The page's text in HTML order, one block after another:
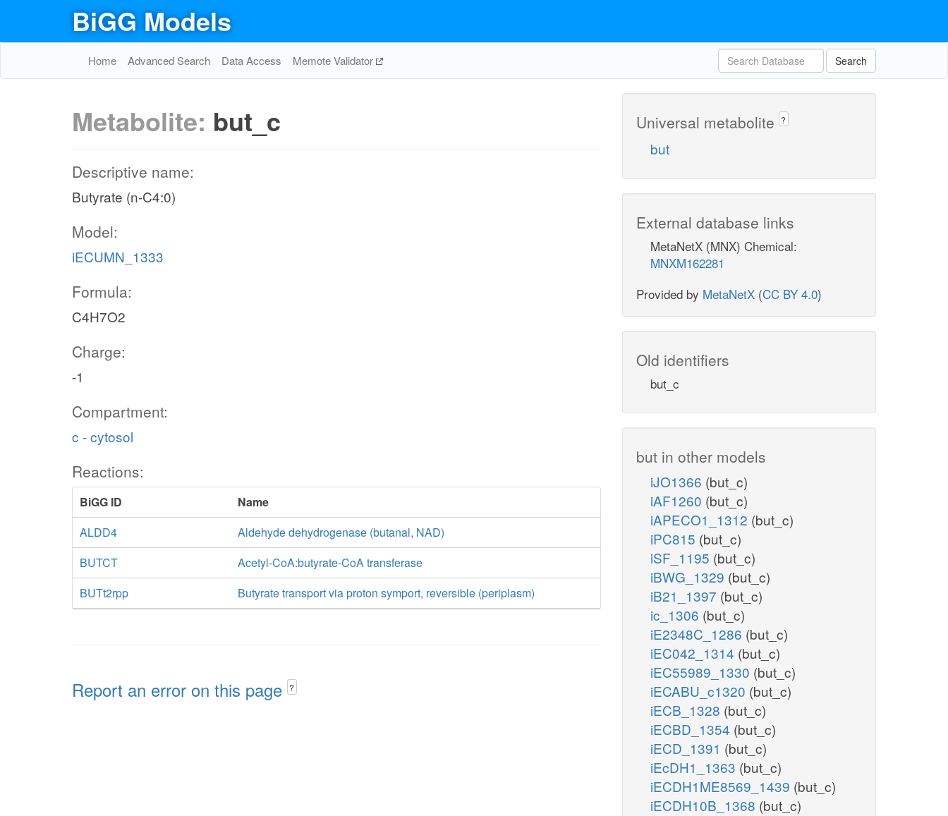
BiGG Models
Home Advanced Search Data Access Memote Validator Search
Metabolite: but_c
Descriptive name:
Butyrate (n-C4:0)
Model:
iECUMN_1333
Formula:
C4H7O2
Charge:
-1
Compartment:
c - cytosol
Reactions:
BiGG ID
Name
ALDD4
Aldehyde dehydrogenase (butanal, NAD)
BUTCT
Acetyl-CoA:butyrate-CoA transferase
BUTt2rpp
Butyrate transport via proton symport, reversible (periplasm)
Report an error on this page ?
Universal metabolite ?
but
External database links
MetaNetX (MNX) Chemical:
MNXM162281
Provided by MetaNetX (CC BY 4.0)
Old identifiers
but_c
but in other models
iJO1366 (but_c)
iAF1260 (but_c)
iAPECO1_1312 (but_c)
iPC815 (but_c)
iSF_1195 (but_c)
iBWG_1329 (but_c)
iB21_1397 (but_c)
ic_1306 (but_c)
iE2348C_1286 (but_c)
iEC042_1314 (but_c)
iEC55989_1330 (but_c)
iECABU_c1320 (but_c)
iECB_1328 (but_c)
iECBD_1354 (but_c)
iECD_1391 (but_c)
iEcDH1_1363 (but_c)
iECDH1ME8569_1439 (but_c)
iECDH10B_1368 (but_c)